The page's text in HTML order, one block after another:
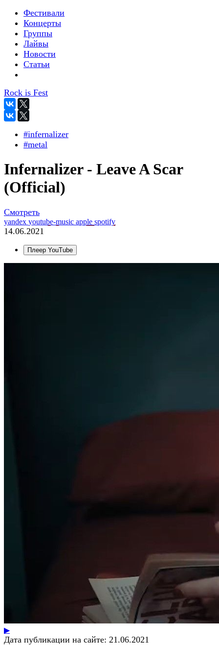
Фестивали
Концерты
Группы
Лайвы
Новости
Статьи
Rock is Fest
#infernalizer
#metal
Infernalizer - Leave A Scar
(Official)
Смотреть
yandex youtube-music apple spotify
14.06.2021
Плеер YouTube
▶
Дата публикации на сайте: 21.06.2021